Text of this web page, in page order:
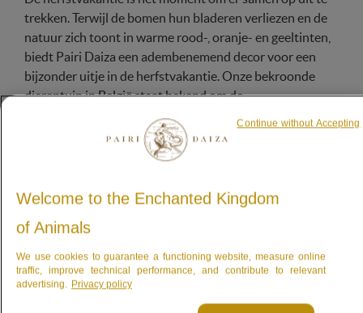
trekken. Terwijl de bomen hun bladeren verliezen en de
natuur zich toont in warme rood-, oranje- en geeltinten,
biedt Pairi Daiza een adembenemend decor voor een
bijzonder uitje in de herfstvakantie. Onze bekroonde
dierentuin in België staat bekend om de
indrukwekkende wereldtuinen, waar dieren uit alle
continenten leven te midden van authentieke
architectuur en weelderige natuur. De combinatie van
een uitstap in de herfstvakantie hier extra speciaal. Zien
Koop uw tickets
Welcome to the Enchanted Kingdom
of Animals
We use cookies to guarantee a functioning website, measure online
traffic, improve technical performance, and contribute to relevant
advertising. Privacy policy
Continue without Accepting